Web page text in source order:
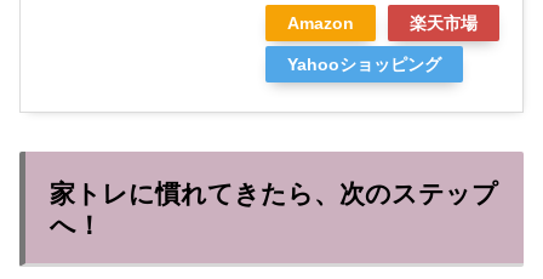
Amazon 楽天市場
Yahooショッピング
家トレに慣れてきたら、次のステップ
へ！